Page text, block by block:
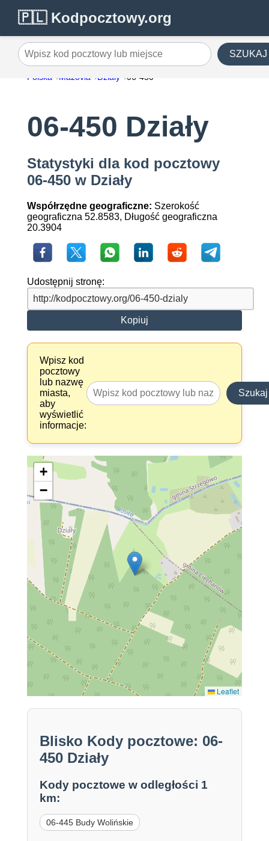
🇵🇱 Kodpocztowy.org
Wpisz kod pocztowy lub miejsce SZUKAJ
Polska Mazovia Działy 06-450
06-450 Działy
Statystyki dla kod pocztowy
06-450 w Działy
Współrzędne geograficzne: Szerokość
geograficzna 52.8583, Długość geograficzna
20.3904
Udostępnij stronę:
Kopiuj
Wpisz kod
pocztowy
lub nazwę
miasta,
aby
wyświetlić
informacje:
Szukaj
+
−
Leaflet
Blisko Kody pocztowe: 06-
450 Działy
Kody pocztowe w odległości 1
km:
06-445 Budy Wolińskie